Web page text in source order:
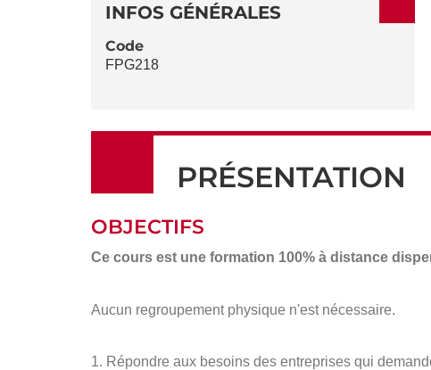
DE
LA
INFOS GÉNÉRALES
Code
FPG218
PRÉSENTATION
OBJECTIFS
Ce cours est une formation 100% à distance
Aucun regroupement physique n'est nécessaire.
1. Répondre aux besoins des entreprises qui